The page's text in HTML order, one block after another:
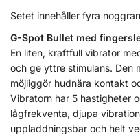
Setet innehåller fyra
G-Spot Bullet med
En liten, kraftfull vibrator
och ge yttre stimulans. Den
möjliggör hudnära kontakt
Vibratorn har 5 hastigheter
lågfrekventa, djupa
uppladdningsbar och helt